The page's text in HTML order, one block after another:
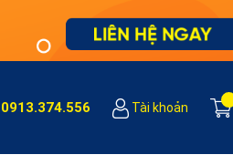
0913.374.556 Tài khoản